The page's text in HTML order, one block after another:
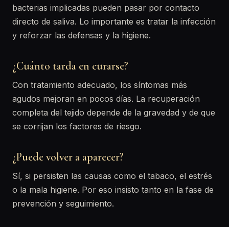
bacterias implicadas pueden pasar por contacto
directo de saliva. Lo importante es tratar la infección
y reforzar las defensas y la higiene.
¿Cuánto tarda en curarse?
Con tratamiento adecuado, los síntomas más
agudos mejoran en pocos días. La recuperación
completa del tejido depende de la gravedad y de que
se corrijan los factores de riesgo.
¿Puede volver a aparecer?
Sí, si persisten las causas como el tabaco, el estrés
o la mala higiene. Por eso insisto tanto en la fase de
prevención y seguimiento.